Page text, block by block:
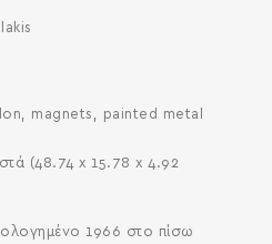
magnets, painted metal
(48.74 x 15.78 x 4.92
1966 στο πίσω